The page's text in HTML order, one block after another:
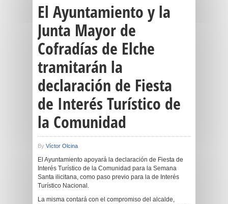
El Ayuntamiento y la
Junta Mayor de
Cofradías de Elche
tramitarán la
declaración de Fiesta
de Interés Turístico de
la Comunidad
By Víctor Olcina
El Ayuntamiento apoyará la declaración de Fiesta de
Interés Turístico de la Comunidad para la Semana
Santa ilicitana, como paso previo para la de Interés
Turístico Nacional.
La misma contará con el compromiso del alcalde,